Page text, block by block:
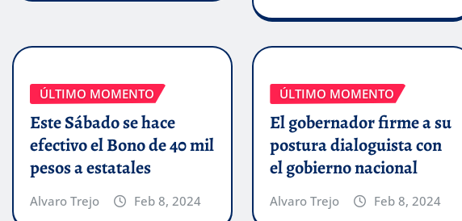
ÚLTIMO MOMENTO
Este Sábado se hace
efectivo el Bono de 40 mil
pesos a estatales
Alvaro Trejo Feb 8, 2024
ÚLTIMO MOMENTO
El gobernador firme a su
postura dialoguista con
el gobierno nacional
Alvaro Trejo Feb 8, 2024